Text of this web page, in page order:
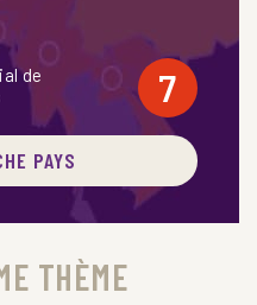
de
7
PAYS
THÈME